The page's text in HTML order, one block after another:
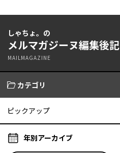
しゃちょ。の
メルマガジーヌ編集後記
MAILMAGAZINE
カテゴリ
ピックアップ
年別アーカイブ